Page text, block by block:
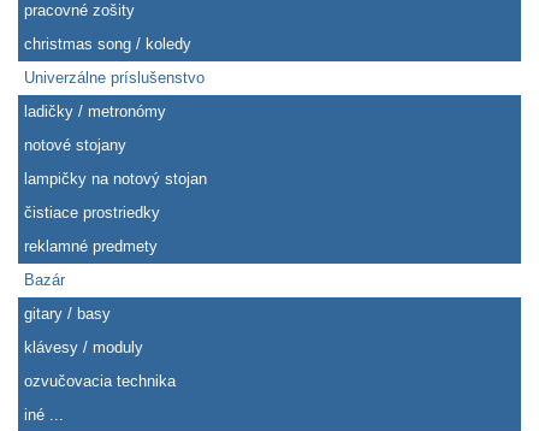
pracovné zošity
christmas song / koledy
Univerzálne príslušenstvo
ladičky / metronómy
notové stojany
lampičky na notový stojan
čistiace prostriedky
reklamné predmety
Bazár
gitary / basy
klávesy / moduly
ozvučovacia technika
iné ...